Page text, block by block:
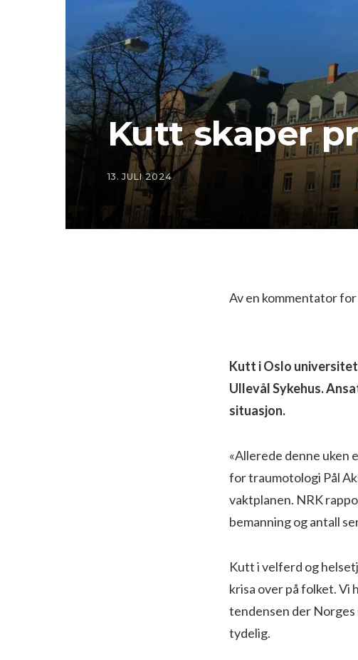
Kutt skaper
13. JULI 2024
Av en kommentator
Kutt i Oslo
Ullevål Sykehus.
situasjon.
«Allerede denne uken
for traumotologi Pål
vaktplanen. NRK
bemanning og antall
Kutt i velferd og
krisa over på folket. Vi
tendensen der Norges
tydelig.